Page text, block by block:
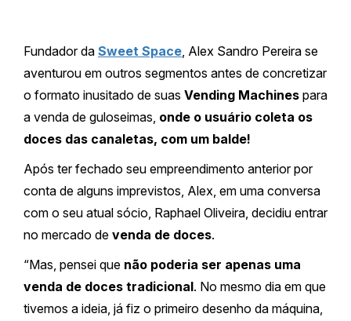
Fundador da Sweet Space, Alex Sandro Pereira se
aventurou em outros segmentos antes de concretizar
o formato inusitado de suas Vending Machines para
a venda de guloseimas, onde o usuário coleta os
doces das canaletas, com um balde!
Após ter fechado seu empreendimento anterior por
conta de alguns imprevistos, Alex, em uma conversa
com o seu atual sócio, Raphael Oliveira, decidiu entrar
no mercado de venda de doces.
“Mas, pensei que não poderia ser apenas uma
venda de doces tradicional. No mesmo dia em que
tivemos a ideia, já fiz o primeiro desenho da máquina,